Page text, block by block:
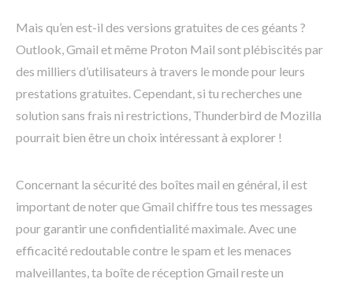
Mais qu’en est-il des versions gratuites de ces géants ?
Outlook, Gmail et même Proton Mail sont plébiscités par
des milliers d’utilisateurs à travers le monde pour leurs
prestations gratuites. Cependant, si tu recherches une
solution sans frais ni restrictions, Thunderbird de Mozilla
pourrait bien être un choix intéressant à explorer !
Concernant la sécurité des boîtes mail en général, il est
important de noter que Gmail chiffre tous tes messages
pour garantir une confidentialité maximale. Avec une
efficacité redoutable contre le spam et les menaces
malveillantes, ta boîte de réception Gmail reste un